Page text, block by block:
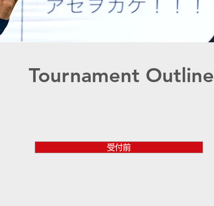
​Tournament Outline
受付前